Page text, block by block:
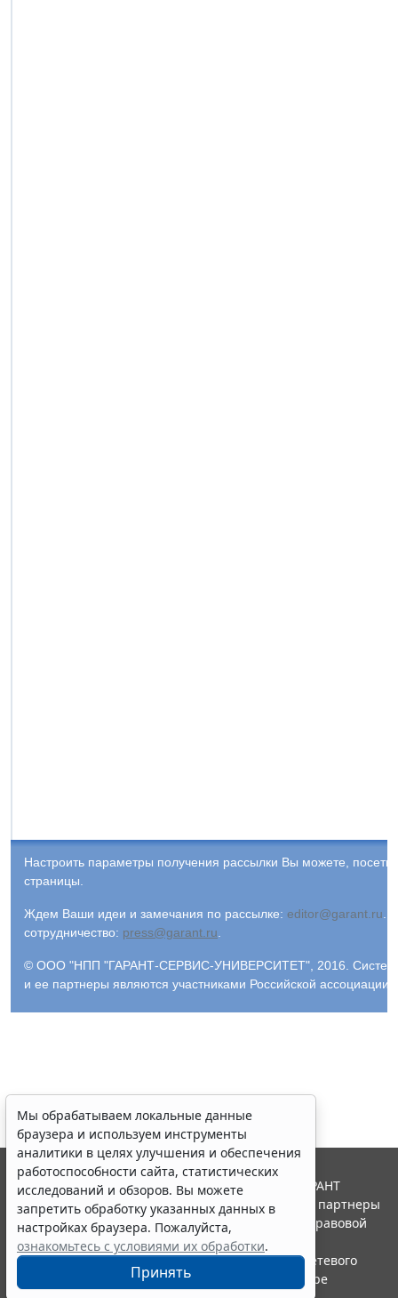
Настроить параметры получения рассылки Вы можете,
страницы.
Ждем Ваши идеи и замечания по рассылке: editor@garant.ru
сотрудничество: press@garant.ru
© ООО "НПП "ГАРАНТ-СЕРВИС-УНИВЕРСИТЕТ", 2016. Система
и ее партнеры являются участниками Российской
Мы обрабатываем локальные данные
браузера и используем инструменты
аналитики в целях улучшения и обеспечения
работоспособности сайта, статистических
исследований и обзоров. Вы можете
запретить обработку указанных данных в
настройках браузера. Пожалуйста,
ознакомьтесь с условиями их обработки.
Принять
© ООО "НПП "ГАРАНТ-СЕРВИС", 2026. Система ГАРАНТ
выпускается с 1990 года. Компания "Гарант" и ее партнеры
являются участниками Российской ассоциации правовой
информации ГАРАНТ.
Портал ГАРАНТ.РУ зарегистрирован в качестве сетевого
издания Федеральной службой по надзору в сфере